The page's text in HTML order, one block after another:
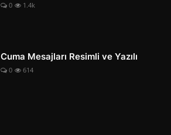
0 1.4k
Cuma Mesajları Resimli ve Yazılı
0 614